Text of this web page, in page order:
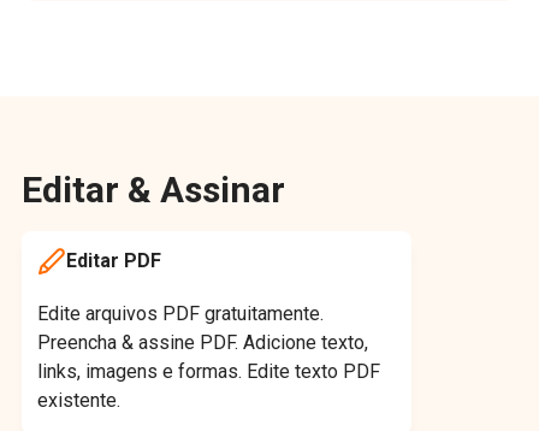
Editar & Assinar
Editar PDF
Edite arquivos PDF gratuitamente.
Preencha & assine PDF. Adicione texto,
links, imagens e formas. Edite texto PDF
existente.